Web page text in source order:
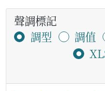
聲調標記
調型
調值